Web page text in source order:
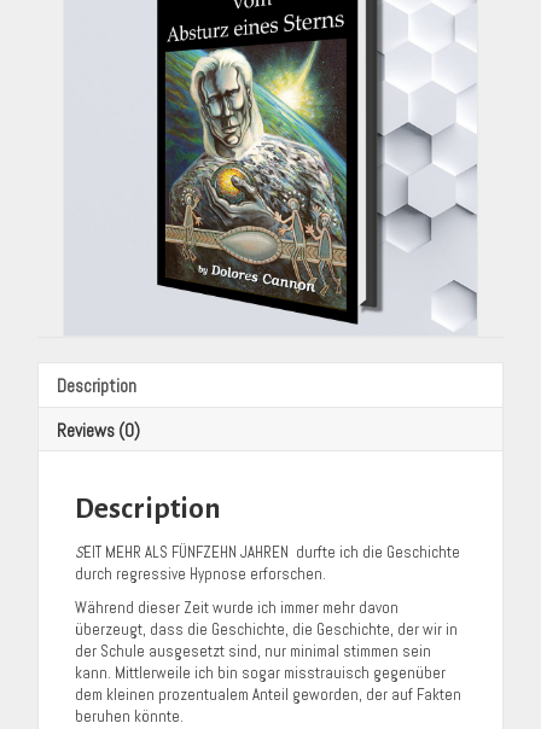
Description
Reviews (0)
Description
SEIT MEHR ALS FÜNFZEHN JAHREN durfte ich die Geschichte
durch regressive Hypnose erforschen.
Während dieser Zeit wurde ich immer mehr davon
überzeugt, dass die Geschichte, die Geschichte, der wir in
der Schule ausgesetzt sind, nur minimal stimmen sein
kann. Mittlerweile ich bin sogar misstrauisch gegenüber
dem kleinen prozentualem Anteil geworden, der auf Fakten
beruhen könnte.